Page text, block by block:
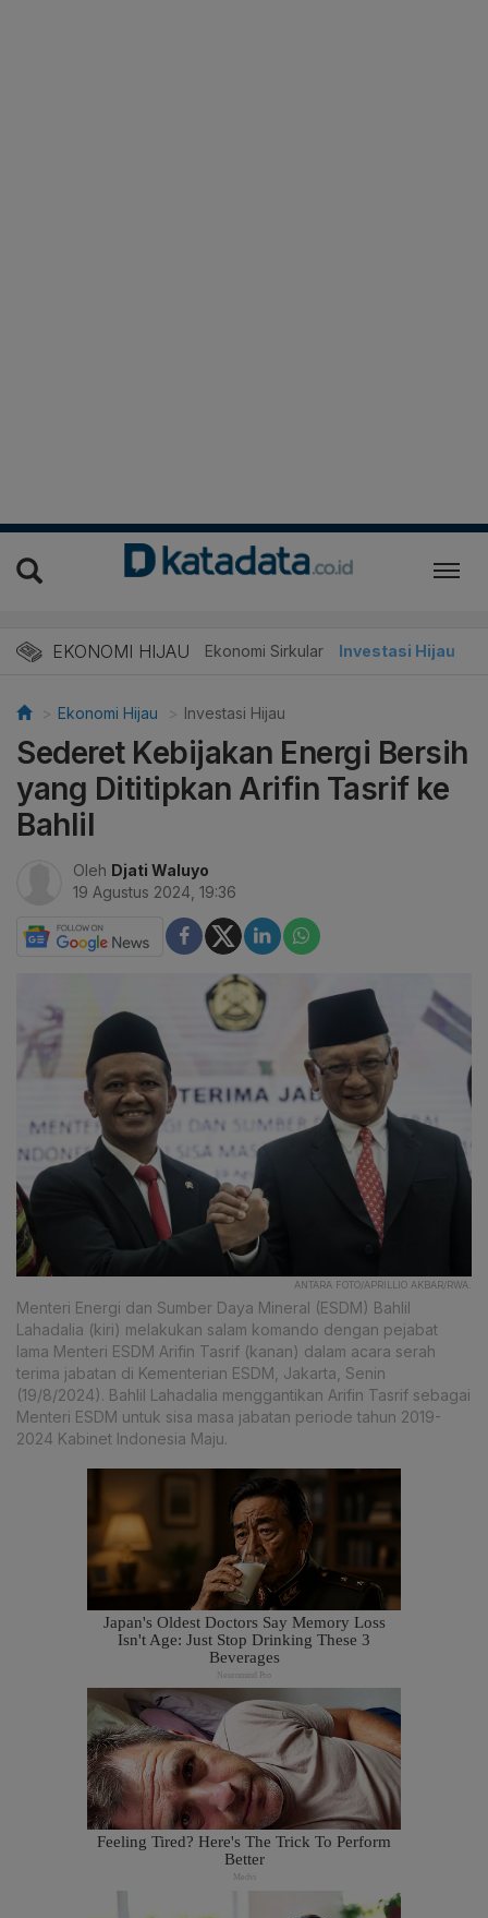
EKONOMI HIJAU
Energi Baru Ekonomi Sirkular Investasi Hijau
Ekonomi Hijau Investasi Hijau
Sederet Kebijakan Energi Bersih
yang Dititipkan Arifin Tasrif ke
Bahlil
Oleh Djati Waluyo
19 Agustus 2024, 19:36
ANTARA FOTO/APRILLIO AKBAR/RWA.
Menteri Energi dan Sumber Daya Mineral (ESDM) Bahlil
Lahadalia (kiri) melakukan salam komando dengan pejabat
lama Menteri ESDM Arifin Tasrif (kanan) dalam acara serah
terima jabatan di Kementerian ESDM, Jakarta, Senin
(19/8/2024). Bahlil Lahadalia menggantikan Arifin Tasrif sebagai
Menteri ESDM untuk sisa masa jabatan periode tahun 2019-
2024 Kabinet Indonesia Maju.